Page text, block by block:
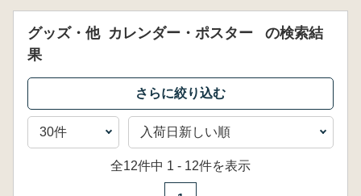
グッズ・他 カレンダー・ポスター
の検索結
果
全12件中 1 - 12件を表示